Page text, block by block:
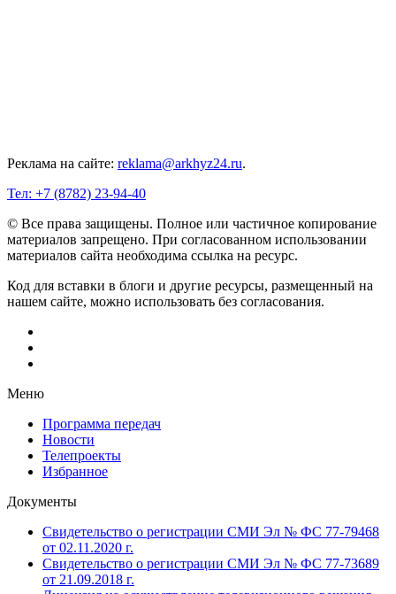
Реклама на сайте: reklama@arkhyz24.ru.
Тел: +7 (8782) 23‑94‑40
© Все права защищены. Полное или частичное копирование
материалов запрещено. При согласованном использовании
материалов сайта необходима ссылка на ресурс.
Код для вставки в блоги и другие ресурсы, размещенный на
нашем сайте, можно использовать без согласования.
Меню
Программа передач
Новости
Телепроекты
Избранное
Документы
Свидетельство о регистрации СМИ Эл № ФС 77-79468
от 02.11.2020 г.
Свидетельство о регистрации СМИ Эл № ФС 77-73689
от 21.09.2018 г.